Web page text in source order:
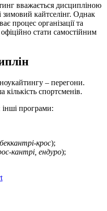
вважається дисципліною
зимовий кайтселінг. Однак
процес організації та
стати самостійним
– перегони.
спортсменів.
інші програми:
крос);
кантрі, ендуро);